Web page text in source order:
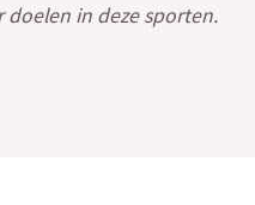
in deze sporten.